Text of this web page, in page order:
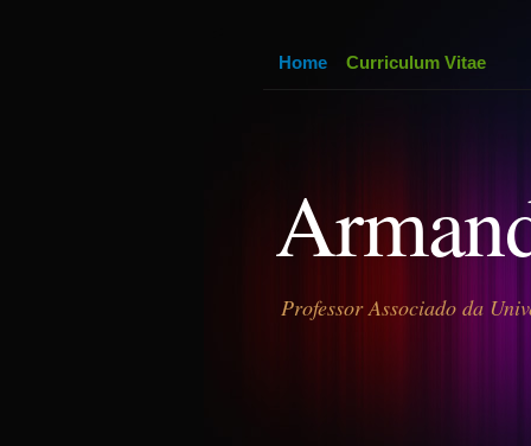
Professor Associado da
Home Curriculum Vitae